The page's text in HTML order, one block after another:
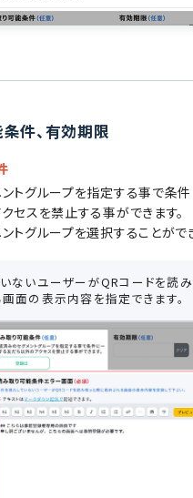
件、有効期限
トグループを指定する事で条
セスを禁止する事ができます。
トグループを選択することがで
ないユーザーがQRコードを読
面の表示内容を指定できます。